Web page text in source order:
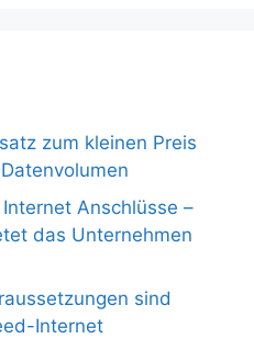
zum kleinen Preis
Anschlüsse –
das Unternehmen
sind
Internet